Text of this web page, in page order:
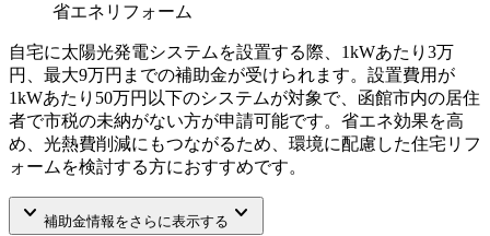
省エネリフォーム
自宅に太陽光発電システムを設置する際、1kWあたり3万
円、最大9万円までの補助金が受けられます。設置費用が
1kWあたり50万円以下のシステムが対象で、函館市内の居住
者で市税の未納がない方が申請可能です。省エネ効果を高
め、光熱費削減にもつながるため、環境に配慮した住宅リフ
ォームを検討する方におすすめです。
keyboard_arrow_down 補助金情報をさらに表示する keyboard_arrow_down